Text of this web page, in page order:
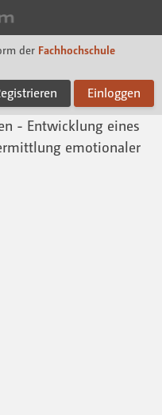
der Fachhochschule
Einloggen